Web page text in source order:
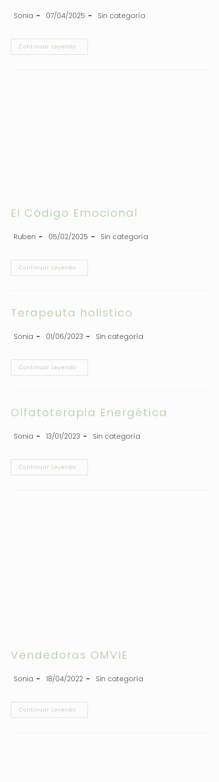
Sonia 07/04/2025 Sin categoría
Continuar Leyendo
El Código Emocional
Ruben 05/02/2025 Sin categoría
Continuar Leyendo
Terapeuta holistico
Sonia 01/06/2023 Sin categoría
Continuar Leyendo
Olfatoterapia Energética
Sonia 13/01/2023 Sin categoría
Continuar Leyendo
Vendedoras OMVIE
Sonia 18/04/2022 Sin categoría
Continuar Leyendo